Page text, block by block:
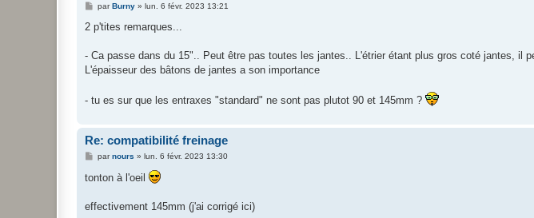
M
s
s
g
parBurny» lun. 6 févr. 2023 13:21
2 p'tites remarques...
- Ca passe dans du 15".. Peut être pas toutes les jantes.. L'étrier étant plus gros coté jantes, il
L'épaisseur des bâtons de jantes a son importance
- tu es sur que les entraxes "standard" ne sont pas plutot 90 et 145mm ?
Re: compatibilité freinage
M
s
s
g
e
parnours » lun. 6 févr. 2023 13:30
tonton à l'oeil
effectivement 145mm (j'ai corrigé ici)